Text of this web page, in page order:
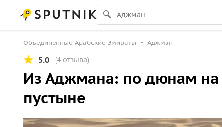
Объединенные Арабские Эмираты Аджман
5.0 (4 отзыва)
Из Аджмана: по дюнам на
пустыне